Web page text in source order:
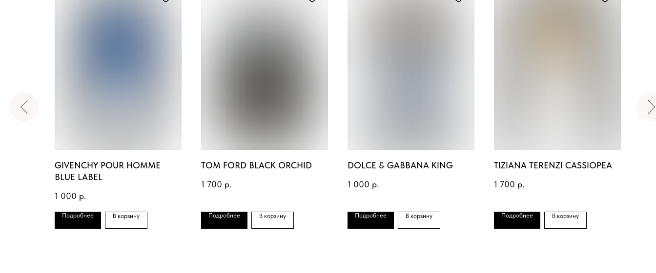
GIVENCHY POUR HOMME
BLUE LABEL
1 000 р.
Подробнее В корзину
TOM FORD BLACK ORCHID
1 700 р.
Подробнее В корзину
DOLCE & GABBANA KING
1 000 р.
Подробнее В корзину
TIZIANA TERENZI CASSIOPEA
1 700 р.
Подробнее В корзину